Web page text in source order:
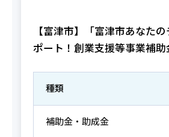
【富津市】「富津市あなた
ポート！創業支援等事業補助
種類
補助金・助成金